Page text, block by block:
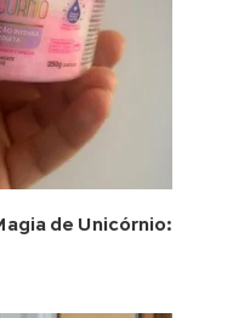
de Unicórnio: